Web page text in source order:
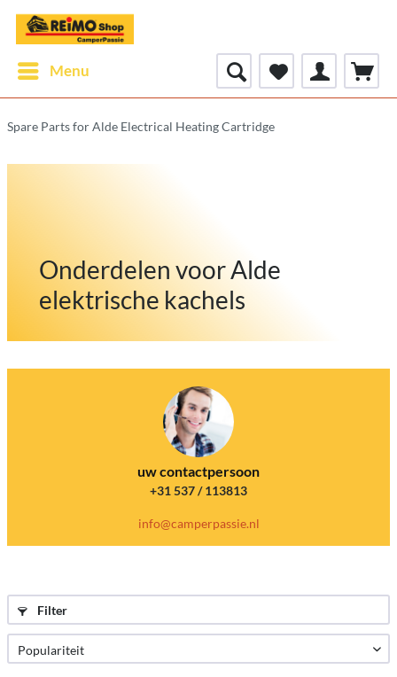
Menu
Spare Parts for Alde Electrical Heating Cartridge
Onderdelen voor Alde
elektrische kachels
uw contactpersoon
+31 537 / 113813
info@camperpassie.nl
Filter